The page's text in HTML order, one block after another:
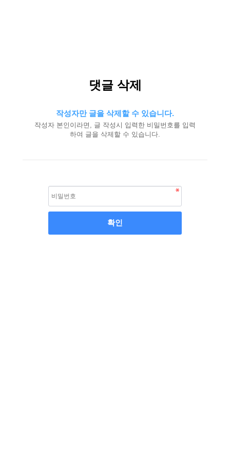
댓글 삭제
작성자만 글을 삭제할 수 있습니다.
작성자 본인이라면, 글 작성시 입력한 비밀번호를 입력
하여 글을 삭제할 수 있습니다.